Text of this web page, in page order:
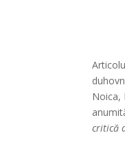
Noica,
critică